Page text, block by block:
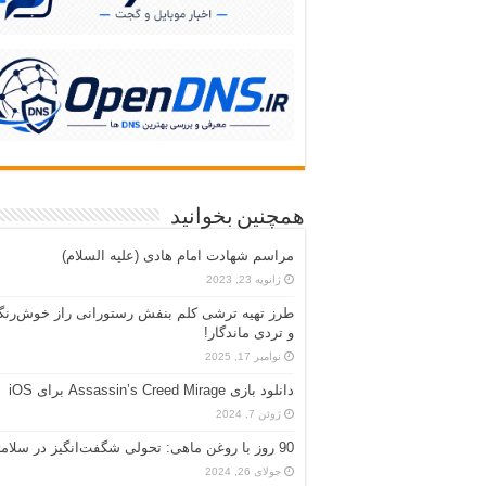
همچنین بخوانید
مراسم شهادت امام هادی (علیه السلام)
ژانویه 23, 2023
طرز تهیه ترشی کلم بنفش رستورانی راز
و تردی ماندگار!
نوامبر 17, 2025
دانلود بازی Assassin’s Creed Mirage برای iOS
ژوئن 7, 2024
90 روز با روغن ماهی: تحولی شگفت‌انگیز در سلامتی
جولای 26, 2024